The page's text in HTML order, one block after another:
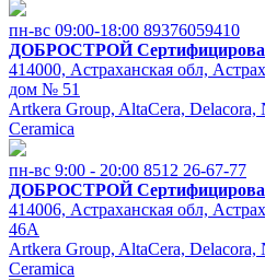
пн-вс 09:00-18:00 89376059410
ДОБРОСТРОЙ
414000, Астраханская обл,
дом № 51
Artkera Group, AltaCera,
Ceramica
пн-вс 9:00 - 20:00 8512 26-67-77
ДОБРОСТРОЙ
414006, Астраханская обл,
46А
Artkera Group, AltaCera,
Ceramica